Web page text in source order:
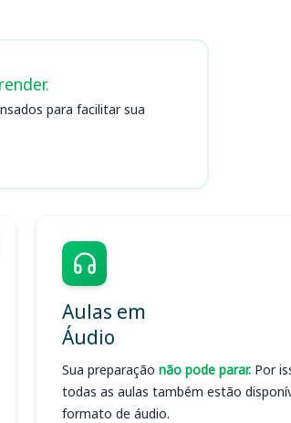
para facilitar sua
Aulas em
Áudio
Sua preparação não pode parar. Por
todas as aulas também estão
formato de áudio.